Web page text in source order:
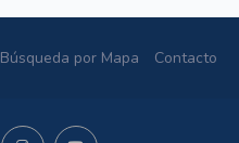
Búsqueda por Mapa Contacto